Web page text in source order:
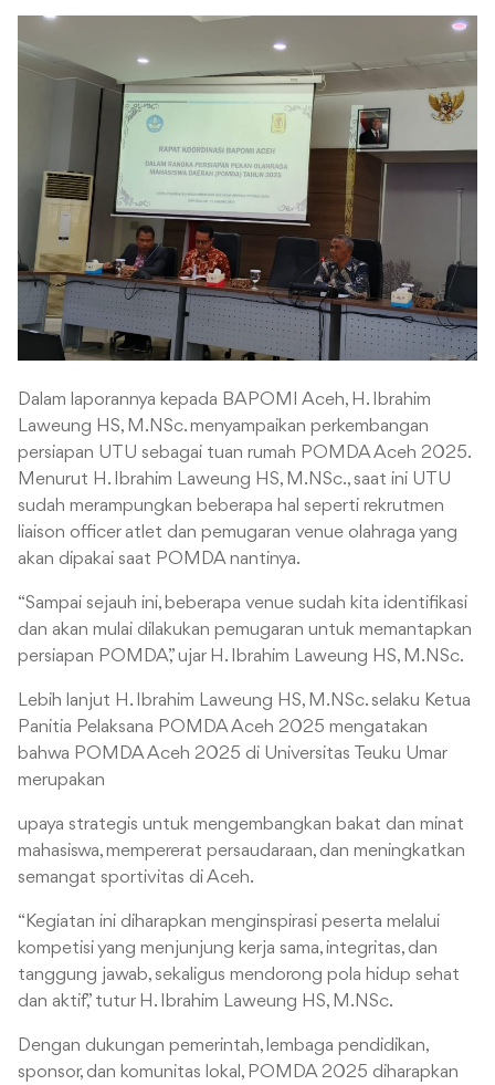
Dalam laporannya kepada BAPOMI Aceh, H. Ibrahim
Laweung HS, M.NSc. menyampaikan perkembangan
persiapan UTU sebagai tuan rumah POMDA Aceh 2025.
Menurut H. Ibrahim Laweung HS, M.NSc., saat ini UTU
sudah merampungkan beberapa hal seperti rekrutmen
liaison officer atlet dan pemugaran venue olahraga yang
akan dipakai saat POMDA nantinya.
“Sampai sejauh ini, beberapa venue sudah kita identifikasi
dan akan mulai dilakukan pemugaran untuk memantapkan
persiapan POMDA,” ujar H. Ibrahim Laweung HS, M.NSc.
Lebih lanjut H. Ibrahim Laweung HS, M.NSc. selaku Ketua
Panitia Pelaksana POMDA Aceh 2025 mengatakan
bahwa POMDA Aceh 2025 di Universitas Teuku Umar
merupakan
upaya strategis untuk mengembangkan bakat dan minat
mahasiswa, mempererat persaudaraan, dan meningkatkan
semangat sportivitas di Aceh.
“Kegiatan ini diharapkan menginspirasi peserta melalui
kompetisi yang menjunjung kerja sama, integritas, dan
tanggung jawab, sekaligus mendorong pola hidup sehat
dan aktif,” tutur H. Ibrahim Laweung HS, M.NSc.
Dengan dukungan pemerintah, lembaga pendidikan,
sponsor, dan komunitas lokal, POMDA 2025 diharapkan